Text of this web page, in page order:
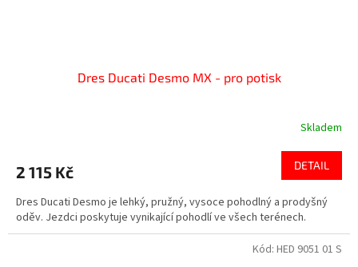
Dres Ducati Desmo MX - pro potisk
Skladem
2 115 Kč DETAIL
Dres Ducati Desmo je lehký, pružný, vysoce pohodlný a prodyšný
oděv. Jezdci poskytuje vynikající pohodlí ve všech terénech.
Kód: HED 9051 01 S